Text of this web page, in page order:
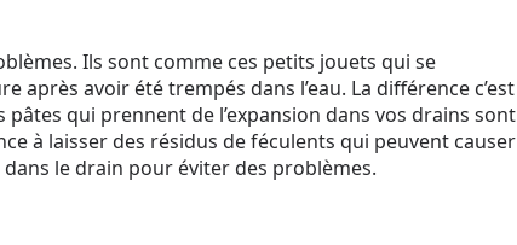
Ils sont comme ces petits jouets qui se
avoir été trempés dans l’eau. La différence c’est
qui prennent de l’expansion dans vos drains sont
à laisser des résidus de féculents qui peuvent causer
le drain pour éviter des problèmes.